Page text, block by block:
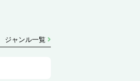
ジャンル一覧